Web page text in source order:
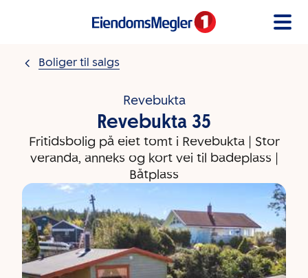
Boliger til salgs
Revebukta
Revebukta 35
Fritidsbolig på eiet tomt i Revebukta | Stor
veranda, anneks og kort vei til badeplass |
Båtplass